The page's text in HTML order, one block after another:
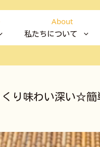
About
私たちについて
くり味わい深い☆簡